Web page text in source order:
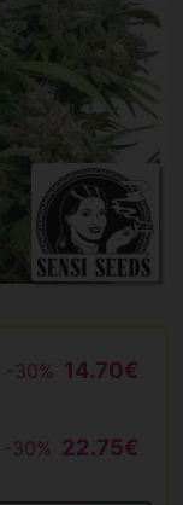
-30% 14.70€
-30% 22.75€